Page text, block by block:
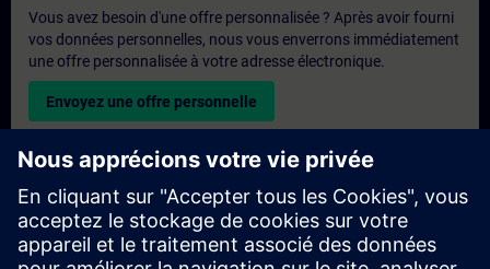
Vous avez besoin d'une offre personnalisée ? Après avoir fourni
vos données personnelles, nous vous enverrons immédiatement
une offre personnalisée à votre adresse électronique.
Envoyez une offre personnelle
Demande de formation exclusive
Veuillez remplir le formulaire ci-dessous si vous souhaitez
obtenir un devis pour une formation exclusive, que ce soit sur
site, en ligne ou dans notre centre de formation SITRAIN. Ce